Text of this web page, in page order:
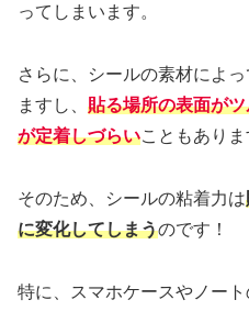
ってしまいます。
さらに、シールの素材によ
ますし、 貼る場所の表面が
が定着しづらいこともありま
そのため、シールの粘着力は
に変化してしまうのです！
特に、スマホケースやノー